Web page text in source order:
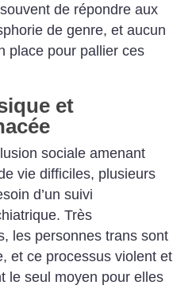
de répondre aux
de genre, et aucun
place pour pallier ces
et
sociale amenant
vie difficiles, plusieurs
d’un suivi
Très
les personnes trans sont
et ce processus violent et
le seul moyen pour elles